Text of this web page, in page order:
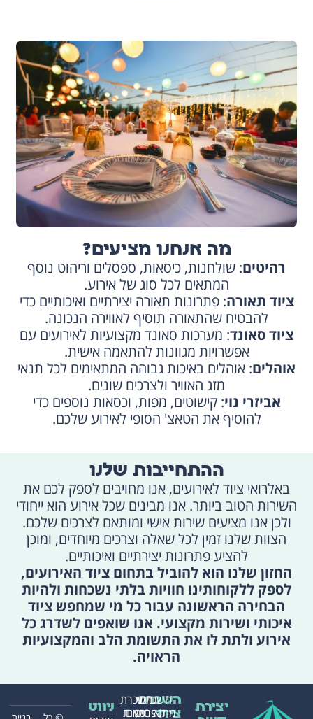
מה אנחנו מציעים?
רהיטים: שולחנות, כיסאות, ספסלים וריהוט נוסף
המתאים לכל סוג של אירוע.
ציוד תאורה: פתרונות תאורה יצירתיים ואיכותיים כדי
להבטיח שהתאורה תוסיף לאווירה הנכונה.
ציוד סאונד: מערכות סאונד מקצועיות לאירועים עם
אפשרויות מגוונות להתאמה אישית.
אוהלים: אוהלים באיכות גבוהה המתאימים לכל תנאי
מזג האוויר ולצרכים שונים.
אביזרי נוי: קישוטים, מפות, וכסאות נוספים כדי
להוסיף את הטאצ' הסופי לאירוע שלכם.
ההתחייבות שלנו
באלרואי ציוד לאירועים, אנו מחויבים לספק לכם את
השירות הטוב ביותר. אנו מבינים שכל אירוע הוא ייחודי
ולכן אנו מציעים שירות אישי ומותאם לצרכים שלכם.
הצוות שלנו זמין לכל שאלה וצרכים מיוחדים, ומוכן
להציע פתרונות יצירתיים ואיכותיים.
החזון שלנו הוא להוביל בתחום ציוד האירועים,
לספק ללקוחותינו חוויות בלתי נשכחות ולהיות
הבחירה הראשונה עבור כל מי שמחפש ציוד
איכותי ושירות מקצועי. אנו שואפים לשדרג כל
אירוע ולתת לו את התשומת הלב והמקצועיות
הראויה.
ניווט
השכרת
ציוד
השכרת
מתנפחים
בינוי
לאירועים
השכרת
כסאות
יצירת